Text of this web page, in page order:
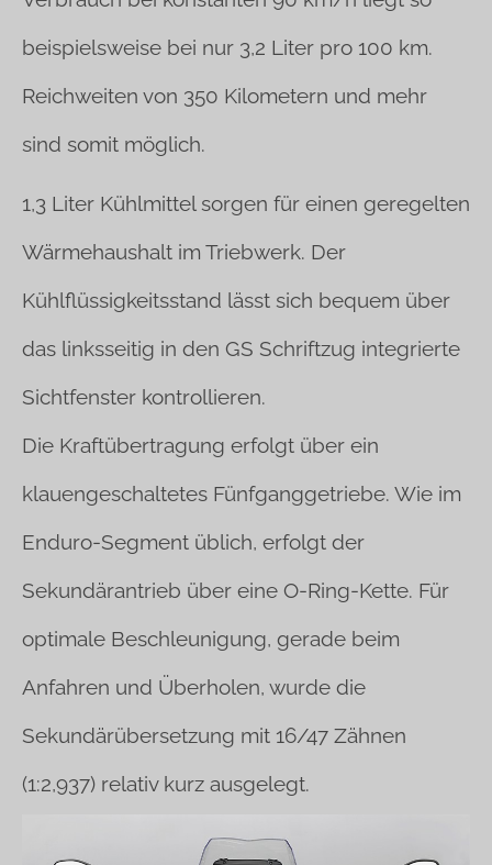
beispielsweise bei nur 3,2 Liter pro 100 km.
Reichweiten von 350 Kilometern und mehr
sind somit möglich.
1,3 Liter Kühlmittel sorgen für einen geregelten
Wärmehaushalt im Triebwerk. Der
Kühlflüssigkeitsstand lässt sich bequem über
das linksseitig in den GS Schriftzug integrierte
Sichtfenster kontrollieren.
Die Kraftübertragung erfolgt über ein
klauengeschaltetes Fünfganggetriebe. Wie im
Enduro-Segment üblich, erfolgt der
Sekundärantrieb über eine O-Ring-Kette. Für
optimale Beschleunigung, gerade beim
Anfahren und Überholen, wurde die
Sekundärübersetzung mit 16/47 Zähnen
(1:2,937) relativ kurz ausgelegt.